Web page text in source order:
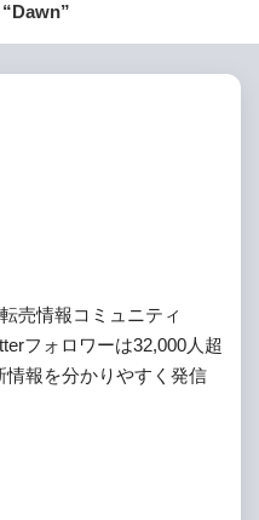
“Dawn”
売情報コミュニティ
フォロワーは32,000人超
情報を分かりやすく発信